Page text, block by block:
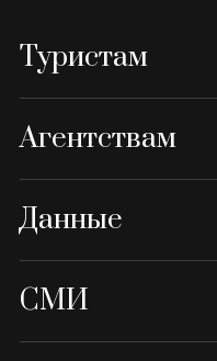
Туристам
Агентствам
Данные
СМИ